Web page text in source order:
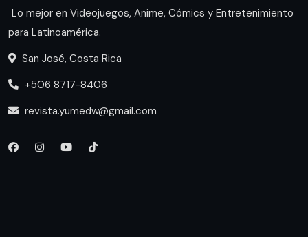
Lo mejor en Videojuegos, Anime, Cómics y Entretenimiento
para Latinoamérica.
San José, Costa Rica
+506 8717-8406
revista.yumedw@gmail.com